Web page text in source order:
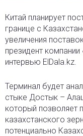
Китай планирует
границе с
увеличения
президент
интервью ElDala.kz.
Терминал будет
стыке Достык –
который позволяет
казахстанского
потенциально